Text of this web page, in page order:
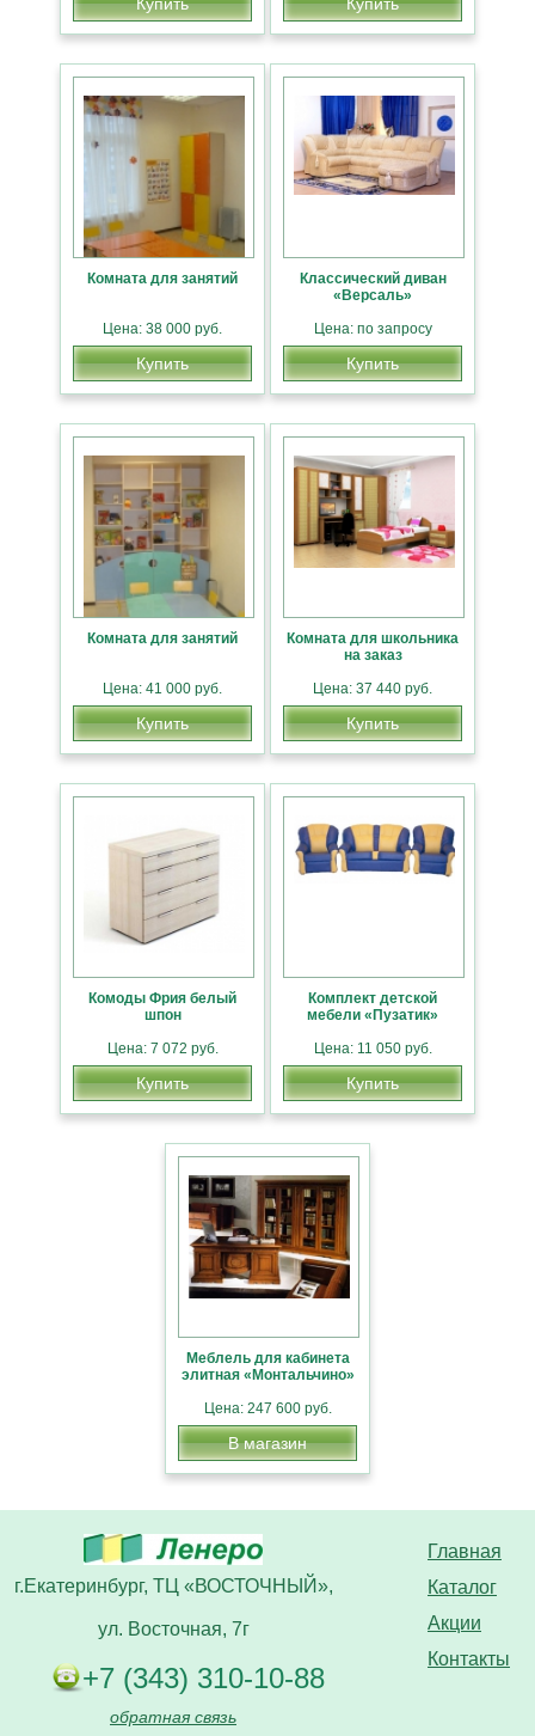
Комната для занятий
Цена: 38 000 руб.
Купить
Классический диван
«Версаль»
Цена: по запросу
Купить
Комната для занятий
Цена: 41 000 руб.
Купить
Комната для школьника
на заказ
Цена: 37 440 руб.
Купить
Комоды Фрия белый
шпон
Цена: 7 072 руб.
Купить
Комплект детской
мебели «Пузатик»
Цена: 11 050 руб.
Купить
Меблель для кабинета
элитная «Монтальчино»
Цена: 247 600 руб.
В магазин
Главная
Каталог
Акции
Контакты
г.Екатеринбург, ТЦ «ВОСТОЧНЫЙ»,
ул. Восточная, 7г
+7 (343) 310-10-88
обратная связь